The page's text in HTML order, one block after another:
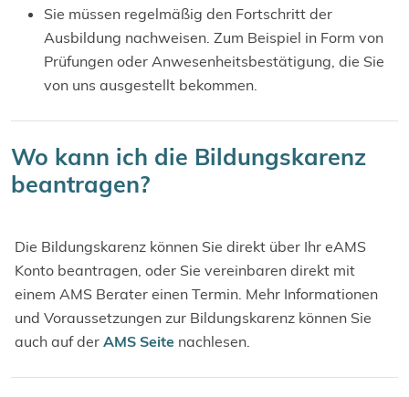
Sie müssen regelmäßig den Fortschritt der
Ausbildung nachweisen. Zum Beispiel in Form von
Prüfungen oder Anwesenheitsbestätigung, die Sie
von uns ausgestellt bekommen.
Wo kann ich die Bildungskarenz
beantragen?
Die Bildungskarenz können Sie direkt über Ihr eAMS
Konto beantragen, oder Sie vereinbaren direkt mit
einem AMS Berater einen Termin. Mehr Informationen
und Voraussetzungen zur Bildungskarenz können Sie
auch auf der AMS Seite nachlesen.